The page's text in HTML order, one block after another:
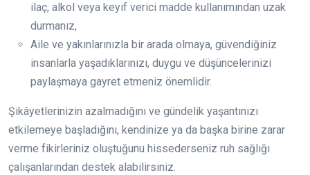
ilaç, alkol veya keyif verici madde kullanımından uzak
durmanız,
Aile ve yakınlarınızla bir arada olmaya, güvendiğiniz
insanlarla yaşadıklarınızı, duygu ve düşüncelerinizi
paylaşmaya gayret etmeniz önemlidir.
Şikâyetlerinizin azalmadığını ve gündelik yaşantınızı
etkilemeye başladığını, kendinize ya da başka birine zarar
verme fikirleriniz oluştuğunu hissederseniz ruh sağlığı
çalışanlarından destek alabilirsiniz.